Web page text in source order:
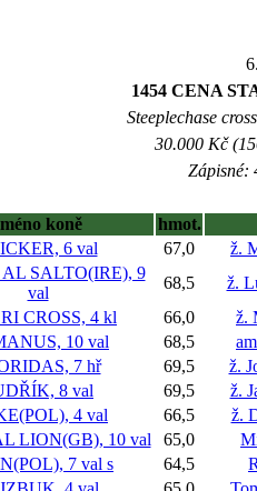
1454 CENA
Steeplechase
30.000 Kč
Zápisné:
koně
hmot.
6 val 67,0
ž.
AL SALTO(IRE), 9
val
68,5
ž.
CROSS, 4 kl 66,0
ž.
10 val 68,5
7 hř 69,5
ž.
8 val 69,5
ž.
4 val 66,5
ž.
LION(GB), 10 val 65,0
7 val s 64,5